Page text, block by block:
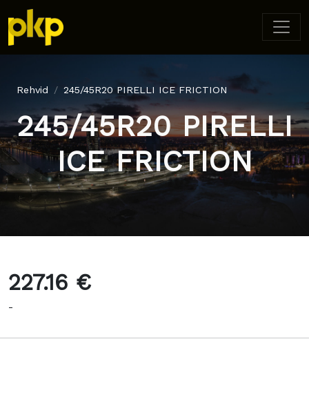
Rehvid 245/45R20 PIRELLI ICE FRICTION
245/45R20 PIRELLI
ICE FRICTION
227.16 €
-